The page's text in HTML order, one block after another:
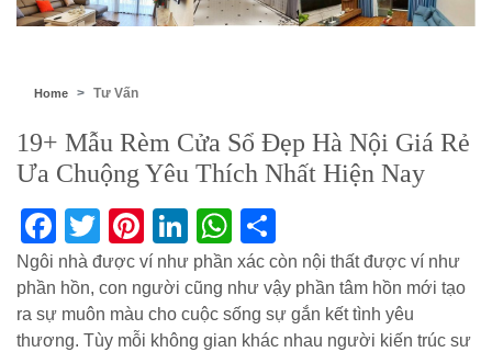
Home Tư Vấn
19+ Mẫu Rèm Cửa Sổ Đẹp Hà Nội Giá Rẻ
Ưa Chuộng Yêu Thích Nhất Hiện Nay
Facebook
TwitterPinterest
LinkedIn
WhatsApp
Ngôi nhà được ví như phần xác còn nội thất được ví như
phần hồn, con người cũng như vậy phần tâm hồn mới tạo
ra sự muôn màu cho cuộc sống sự gắn kết tình yêu
thương. Tùy mỗi không gian khác nhau người kiến trúc sư